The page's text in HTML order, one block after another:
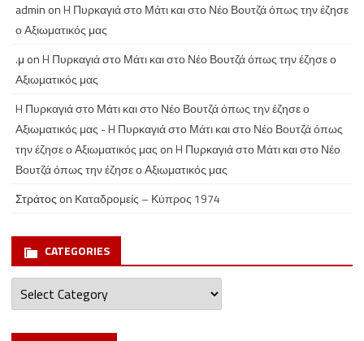
admin onH Πυρκαγιά στο Μάτι και στο Νέο Βουτζά όπως την έζησε
ο Αξιωματικός μας
.μ onH Πυρκαγιά στο Μάτι και στο Νέο Βουτζά όπως την έζησε ο
Αξιωματικός μας
H Πυρκαγιά στο Μάτι και στο Νέο Βουτζά όπως την έζησε ο
Αξιωματικός μας - H Πυρκαγιά στο Μάτι και στο Νέο Βουτζά όπως
την έζησε ο Αξιωματικός μαςonH Πυρκαγιά στο Μάτι και στο Νέο
Βουτζά όπως την έζησε ο Αξιωματικός μας
Στράτοςon Καταδρομείς – Κύπρος 1974
CATEGORIES
Categories